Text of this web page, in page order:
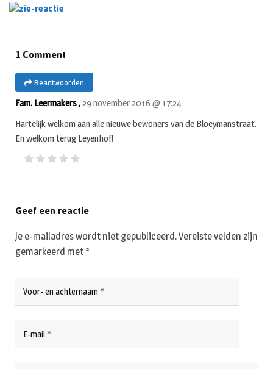
1 Comment
Beantwoorden
Fam. Leermakers ,29 november 2016 @ 17:24
Hartelijk welkom aan alle nieuwe bewoners van de Bloeymanstraat.
En welkom terug Leyenhof!
Geef een reactie
Je e-mailadres wordt niet gepubliceerd.Vereiste velden zijn
gemarkeerd met *